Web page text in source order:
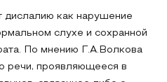
как нарушение
слухе и сохранной
По мнению Г.А.Волкова
речи, проявляющееся в